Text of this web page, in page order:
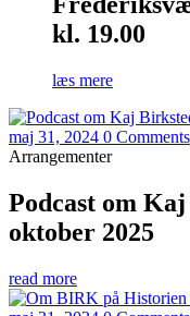
kl. 19.00
læs mere
maj 31, 2024 0 Comments
Arrangementer
Podcast om
oktober 2025
read more